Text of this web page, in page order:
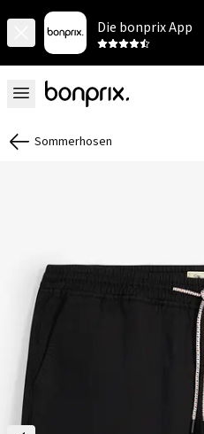
Die bonprix App
Sommerhosen